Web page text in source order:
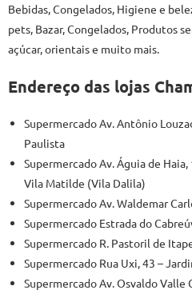
Bebidas, Congelados, Higiene e
pets, Bazar, Congelados, Produtos
açúcar, orientais e muito mais.
Endereço das lojas
Supermercado Av. Antônio
Paulista
Supermercado Av. Águia de Haia,
Vila Matilde (Vila Dalila)
Supermercado Av. Waldemar
Supermercado Estrada do
Supermercado R. Pastoril de
Supermercado Rua Uxi, 43 –
Supermercado Av. Osvaldo Valle